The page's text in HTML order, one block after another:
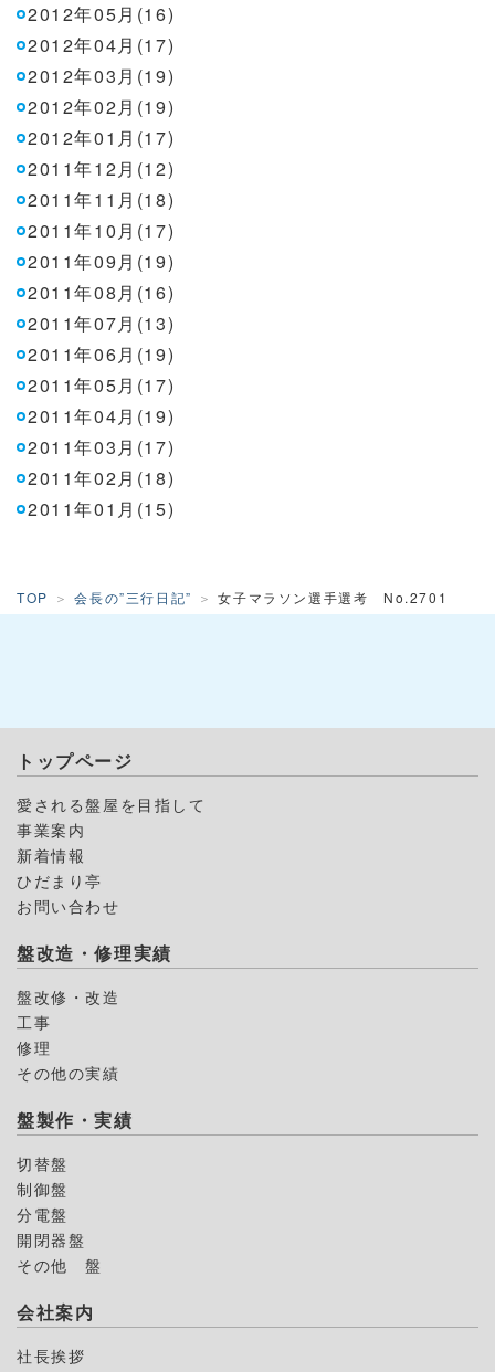
2012年05月(16)
2012年04月(17)
2012年03月(19)
2012年02月(19)
2012年01月(17)
2011年12月(12)
2011年11月(18)
2011年10月(17)
2011年09月(19)
2011年08月(16)
2011年07月(13)
2011年06月(19)
2011年05月(17)
2011年04月(19)
2011年03月(17)
2011年02月(18)
2011年01月(15)
TOP 会長の”三行日記” 女子マラソン選手選考 No.2701
トップページ
愛される盤屋を目指して
事業案内
新着情報
ひだまり亭
お問い合わせ
盤改造・修理実績
盤改修・改造
工事
修理
その他の実績
盤製作・実績
切替盤
制御盤
分電盤
開閉器盤
その他 盤
会社案内
社長挨拶